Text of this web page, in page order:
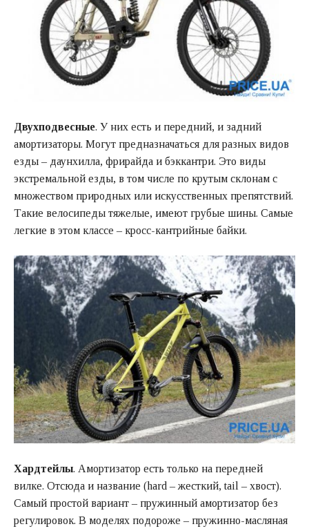
Двухподвесные. У них есть и передний, и задний
амортизаторы. Могут предназначаться для разных видов
езды – даунхилла, фрирайда и бэккантри. Это виды
экстремальной езды, в том числе по крутым склонам с
множеством природных или искусственных препятствий.
Такие велосипеды тяжелые, имеют грубые шины. Самые
легкие в этом классе – кросс-кантрийные байки.
Хардтейлы. Амортизатор есть только на передней
вилке. Отсюда и название (hard – жесткий, tail – хвост).
Самый простой вариант – пружинный амортизатор без
регулировок. В моделях подороже – пружинно-масляная